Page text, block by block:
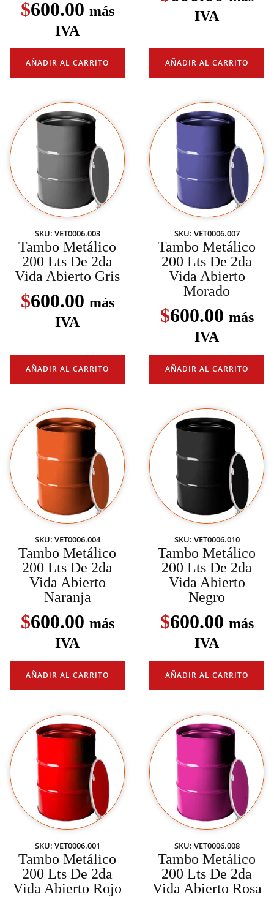
$600.00 más
IVA
AÑADIR AL CARRITO
IVA
AÑADIR AL CARRITO
SKU: VET0006.003
Tambo Metálico
200 Lts De 2da
Vida Abierto Gris
$600.00 más
IVA
AÑADIR AL CARRITO
SKU: VET0006.007
Tambo Metálico
200 Lts De 2da
Vida Abierto
Morado
$600.00 más
IVA
AÑADIR AL CARRITO
SKU: VET0006.004
Tambo Metálico
200 Lts De 2da
Vida Abierto
Naranja
$600.00 más
IVA
AÑADIR AL CARRITO
SKU: VET0006.010
Tambo Metálico
200 Lts De 2da
Vida Abierto
Negro
$600.00 más
IVA
AÑADIR AL CARRITO
SKU: VET0006.001
Tambo Metálico
200 Lts De 2da
Vida Abierto Rojo
SKU: VET0006.008
Tambo Metálico
200 Lts De 2da
Vida Abierto Rosa